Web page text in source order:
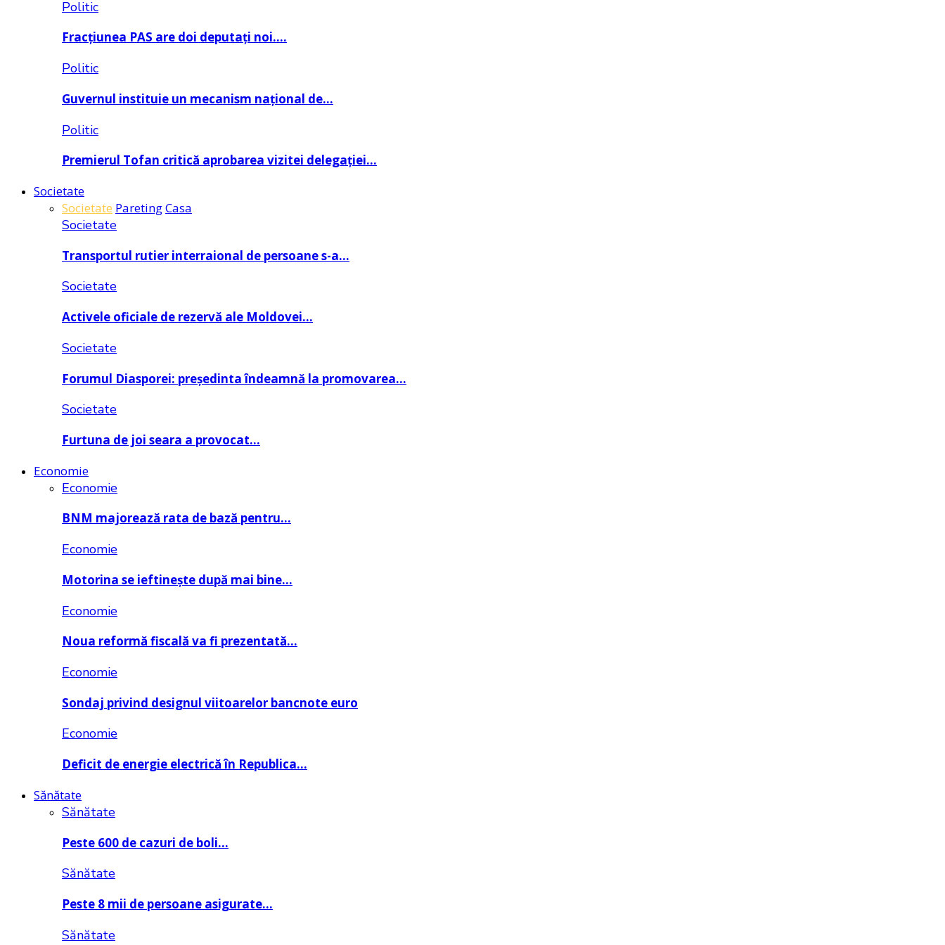
Politic
Fracțiunea PAS are doi deputați noi….
Politic
Guvernul instituie un mecanism național de…
Politic
Premierul Tofan critică aprobarea vizitei delegației…
Societate
Societate ParetingCasa
Societate
Transportul rutier interraional de persoane s-a…
Societate
Activele oficiale de rezervă ale Moldovei…
Societate
Forumul Diasporei: președinta îndeamnă la promovarea…
Societate
Furtuna de joi seara a provocat…
Economie
Economie
BNM majorează rata de bază pentru…
Economie
Motorina se ieftinește după mai bine…
Economie
Noua reformă fiscală va fi prezentată…
Economie
Sondaj privind designul viitoarelor bancnote euro
Economie
Deficit de energie electrică în Republica…
Sănătate
Sănătate
Peste 600 de cazuri de boli…
Sănătate
Peste 8 mii de persoane asigurate…
Sănătate